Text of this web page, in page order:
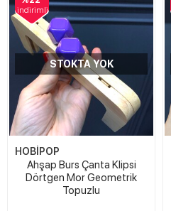
indirimli
STOKTA YOK
HOBİPOP
Ahşap Burs Çanta Klipsi
Dörtgen Mor Geometrik
Topuzlu